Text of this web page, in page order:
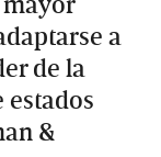
a
de la
estados
&